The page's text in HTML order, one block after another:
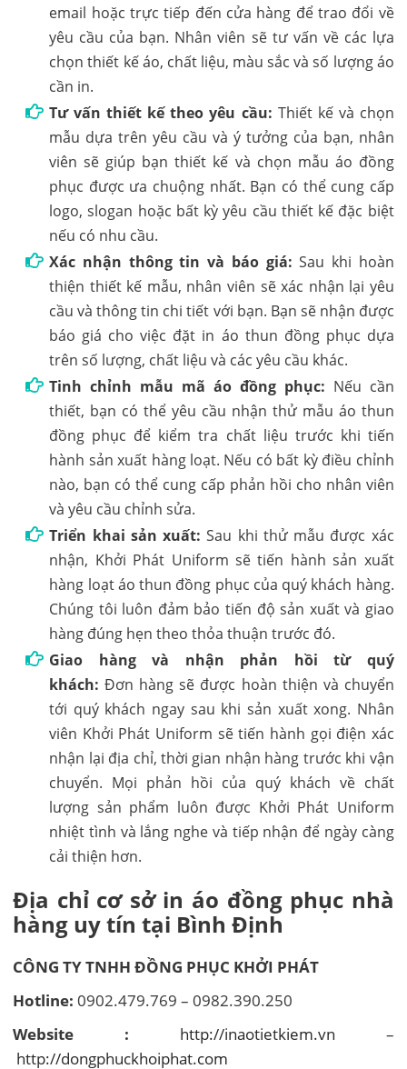
email hoặc trực tiếp đến cửa hàng để trao đổi về
yêu cầu của bạn. Nhân viên sẽ tư vấn về các lựa
chọn thiết kế áo, chất liệu, màu sắc và số lượng áo
cần in.
Tư vấn thiết kế theo yêu cầu: Thiết kế và chọn
mẫu dựa trên yêu cầu và ý tưởng của bạn, nhân
viên sẽ giúp bạn thiết kế và chọn mẫu áo đồng
phục được ưa chuộng nhất. Bạn có thể cung cấp
logo, slogan hoặc bất kỳ yêu cầu thiết kế đặc biệt
nếu có nhu cầu.
Xác nhận thông tin và báo giá: Sau khi hoàn
thiện thiết kế mẫu, nhân viên sẽ xác nhận lại yêu
cầu và thông tin chi tiết với bạn. Bạn sẽ nhận được
báo giá cho việc đặt in áo thun đồng phục dựa
trên số lượng, chất liệu và các yêu cầu khác.
Tinh chỉnh mẫu mã áo đồng phục: Nếu cần
thiết, bạn có thể yêu cầu nhận thử mẫu áo thun
đồng phục để kiểm tra chất liệu trước khi tiến
hành sản xuất hàng loạt. Nếu có bất kỳ điều chỉnh
nào, bạn có thể cung cấp phản hồi cho nhân viên
và yêu cầu chỉnh sửa.
Triển khai sản xuất: Sau khi thử mẫu được xác
nhận, Khởi Phát Uniform sẽ tiến hành sản xuất
hàng loạt áo thun đồng phục của quý khách hàng.
Chúng tôi luôn đảm bảo tiến độ sản xuất và giao
hàng đúng hẹn theo thỏa thuận trước đó.
Giao hàng và nhận phản hồi từ quý
khách: Đơn hàng sẽ được hoàn thiện và chuyển
tới quý khách ngay sau khi sản xuất xong. Nhân
viên Khởi Phát Uniform sẽ tiến hành gọi điện xác
nhận lại địa chỉ, thời gian nhận hàng trước khi vận
chuyển. Mọi phản hồi của quý khách về chất
lượng sản phẩm luôn được Khởi Phát Uniform
nhiệt tình và lắng nghe và tiếp nhận để ngày càng
cải thiện hơn.
Địa chỉ cơ sở in áo đồng phục nhà
hàng uy tín tại Bình Định
CÔNG TY TNHH ĐỒNG PHỤC KHỞI PHÁT
Hotline: 0902.479.769 – 0982.390.250
Website :
http://inaotietkiem.vn –
http://dongphuckhoiphat.com